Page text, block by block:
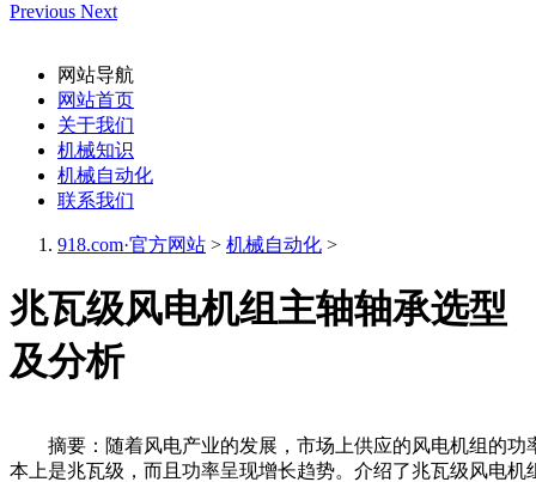
Previous Next
网站导航
网站首页
关于我们
机械知识
机械自动化
联系我们
918.com·官方网站 > 机械自动化 >
兆瓦级风电机组主轴轴承选型
及分析
摘要：随着风电产业的发展，市场上供应的风电机组的功
本上是兆瓦级，而且功率呈现增长趋势。介绍了兆瓦级风电机